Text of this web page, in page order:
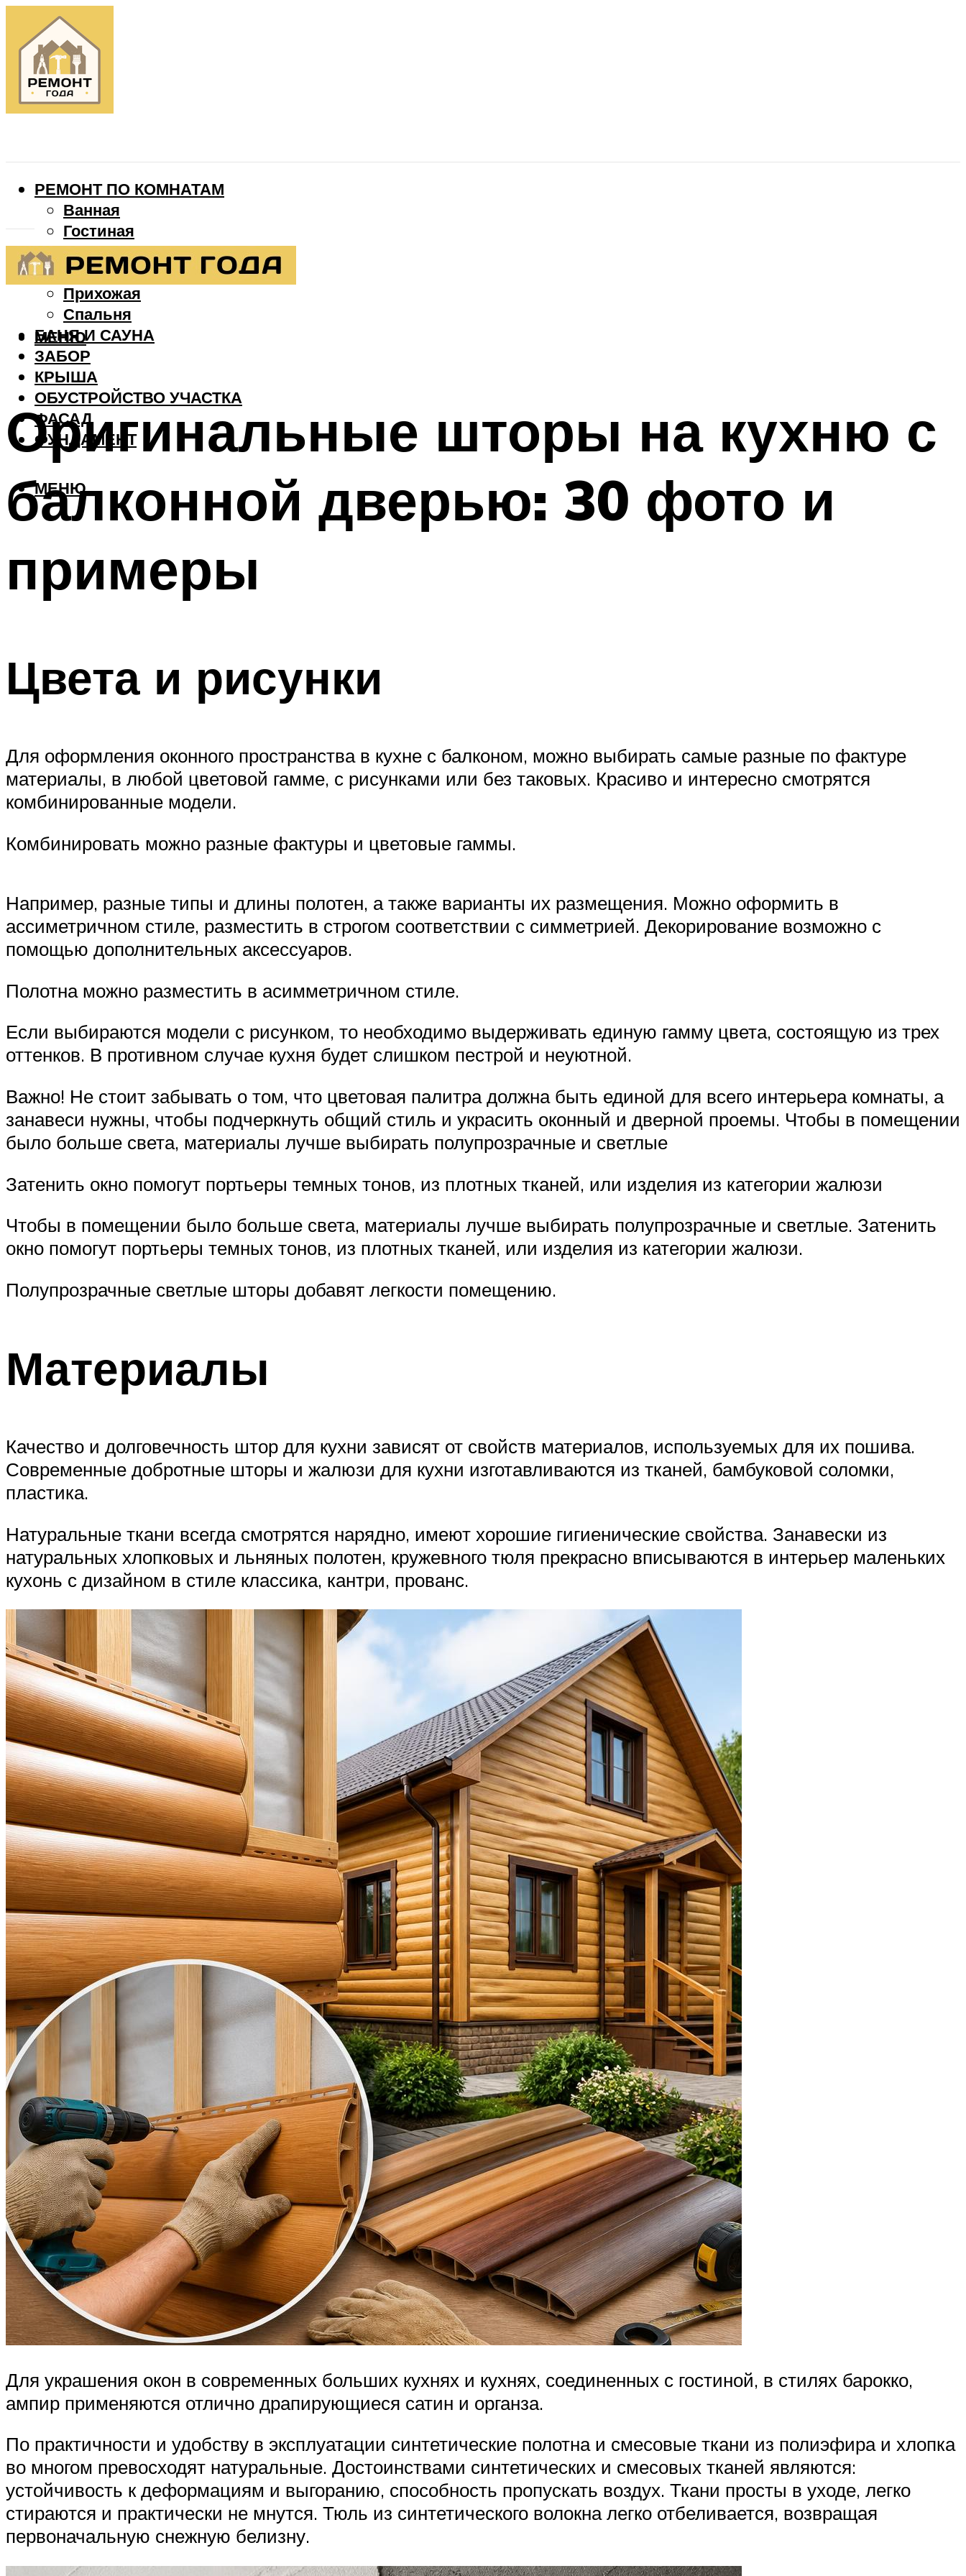
РЕМОНТ ПО КОМНАТАМ
Ванная
Гостиная
Детская
Кухня
Прихожая
Спальня
БАНЯ И САУНА
ЗАБОР
КРЫША
ОБУСТРОЙСТВО УЧАСТКА
ФАСАД
ФУНДАМЕНТ
МЕНЮ
МЕНЮ
Оригинальные шторы на кухню с
балконной дверью: 30 фото и
примеры
Цвета и рисунки
Для оформления оконного пространства в кухне с балконом, можно выбирать самые разные по фактуре
материалы, в любой цветовой гамме, с рисунками или без таковых. Красиво и интересно смотрятся
комбинированные модели.
Комбинировать можно разные фактуры и цветовые гаммы.
Например, разные типы и длины полотен, а также варианты их размещения. Можно оформить в
ассиметричном стиле, разместить в строгом соответствии с симметрией. Декорирование возможно с
помощью дополнительных аксессуаров.
Полотна можно разместить в асимметричном стиле.
Если выбираются модели с рисунком, то необходимо выдерживать единую гамму цвета, состоящую из трех
оттенков. В противном случае кухня будет слишком пестрой и неуютной.
Важно! Не стоит забывать о том, что цветовая палитра должна быть единой для всего интерьера комнаты, а
занавеси нужны, чтобы подчеркнуть общий стиль и украсить оконный и дверной проемы. Чтобы в помещении
было больше света, материалы лучше выбирать полупрозрачные и светлые
Затенить окно помогут портьеры темных тонов, из плотных тканей, или изделия из категории жалюзи
Чтобы в помещении было больше света, материалы лучше выбирать полупрозрачные и светлые. Затенить
окно помогут портьеры темных тонов, из плотных тканей, или изделия из категории жалюзи.
Полупрозрачные светлые шторы добавят легкости помещению.
Материалы
Качество и долговечность штор для кухни зависят от свойств материалов, используемых для их пошива.
Современные добротные шторы и жалюзи для кухни изготавливаются из тканей, бамбуковой соломки,
пластика.
Натуральные ткани всегда смотрятся нарядно, имеют хорошие гигиенические свойства. Занавески из
натуральных хлопковых и льняных полотен, кружевного тюля прекрасно вписываются в интерьер маленьких
кухонь с дизайном в стиле классика, кантри, прованс.
Для украшения окон в современных больших кухнях и кухнях, соединенных с гостиной, в стилях барокко,
ампир применяются отлично драпирующиеся сатин и органза.
По практичности и удобству в эксплуатации синтетические полотна и смесовые ткани из полиэфира и хлопка
во многом превосходят натуральные. Достоинствами синтетических и смесовых тканей являются:
устойчивость к деформациям и выгоранию, способность пропускать воздух. Ткани просты в уходе, легко
стираются и практически не мнутся. Тюль из синтетического волокна легко отбеливается, возвращая
первоначальную снежную белизну.